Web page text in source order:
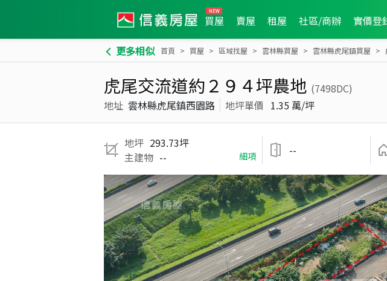
買屋 賣屋 租屋 社區/商辦 實價登
更多相似 首頁 買屋 區域找屋 雲林縣買屋 雲林縣虎尾鎮買屋
虎尾交流道約２９４坪農地 (7498DC)
地址 雲林縣虎尾鎮西園路 地坪單價 1.35 萬/坪
地坪 293.73坪
主建物 -- 細項 --